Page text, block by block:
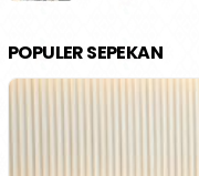
POPULER SEPEKAN